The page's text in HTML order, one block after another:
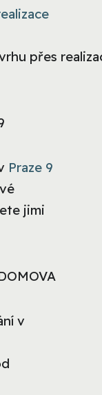
přes
Praze 9
jimi
v